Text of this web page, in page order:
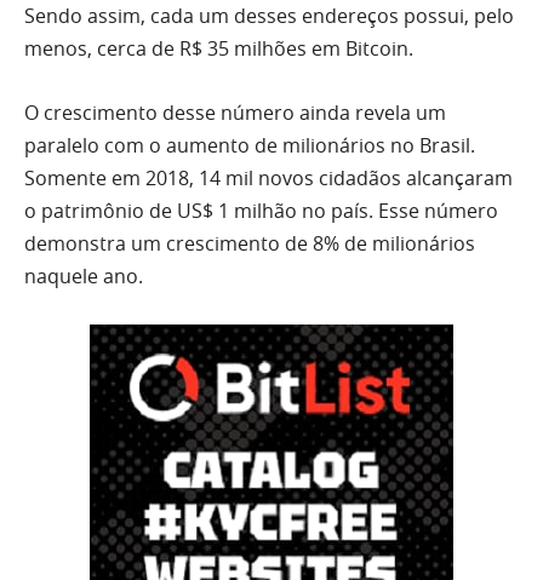
Sendo assim, cada um desses endereços possui, pelo
menos, cerca de R$ 35 milhões em Bitcoin.
O crescimento desse número ainda revela um
paralelo com o aumento de milionários no Brasil.
Somente em 2018, 14 mil novos cidadãos alcançaram
o patrimônio de US$ 1 milhão no país. Esse número
demonstra um crescimento de 8% de milionários
naquele ano.